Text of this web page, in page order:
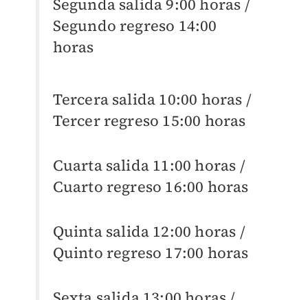
Segunda salida 9:00 horas /
Segundo regreso 14:00
horas
Tercera salida 10:00 horas /
Tercer regreso 15:00 horas
Cuarta salida 11:00 horas /
Cuarto regreso 16:00 horas
Quinta salida 12:00 horas /
Quinto regreso 17:00 horas